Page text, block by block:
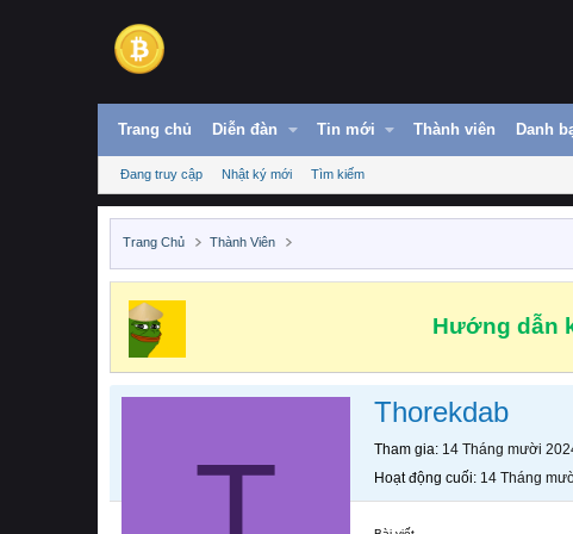
Trang chủ Diễn đàn Tin mới Thành viên Danh
Đang truy cập Nhật ký mới Tìm kiếm
Trang Chủ Thành Viên
Hướng dẫn
Thorekdab
Tham gia 14 Tháng mười
Hoạt động cuối 14 Tháng